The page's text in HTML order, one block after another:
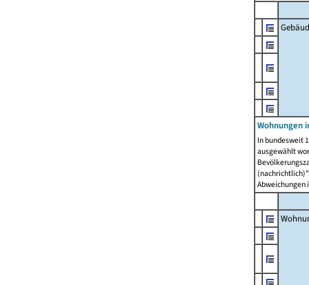
Wohnungen
In bundesweit
ausgewählt
Abweichungen